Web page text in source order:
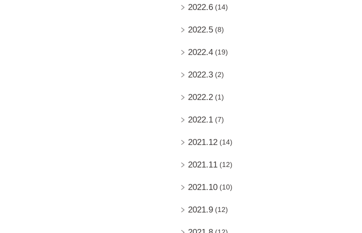
2022.6 (14)
2022.5 (8)
2022.4 (19)
2022.3 (2)
2022.2 (1)
2022.1 (7)
2021.12 (14)
2021.11 (12)
2021.10 (10)
2021.9 (12)